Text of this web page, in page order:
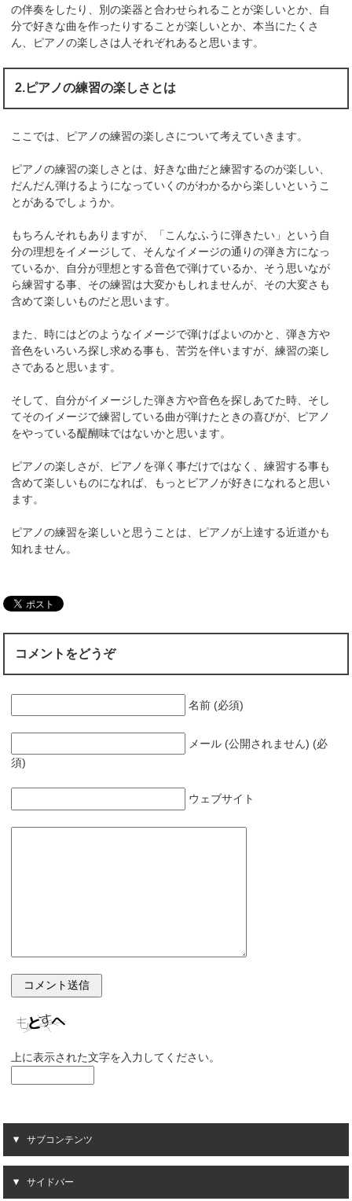
の伴奏をしたり、別の楽器と合わせられることが楽しいとか、自
分で好きな曲を作ったりすることが楽しいとか、本当にたくさ
ん、ピアノの楽しさは人それぞれあると思います。
2.ピアノの練習の楽しさとは
ここでは、ピアノの練習の楽しさについて考えていきます。
ピアノの練習の楽しさとは、好きな曲だと練習するのが楽しい、
だんだん弾けるようになっていくのがわかるから楽しいというこ
とがあるでしょうか。
もちろんそれもありますが、「こんなふうに弾きたい」という自
分の理想をイメージして、そんなイメージの通りの弾き方になっ
ているか、自分が理想とする音色で弾けているか、そう思いなが
ら練習する事、その練習は大変かもしれませんが、その大変さも
含めて楽しいものだと思います。
また、時にはどのようなイメージで弾けばよいのかと、弾き方や
音色をいろいろ探し求める事も、苦労を伴いますが、練習の楽し
さであると思います。
そして、自分がイメージした弾き方や音色を探しあてた時、そし
てそのイメージで練習している曲が弾けたときの喜びが、ピアノ
をやっている醍醐味ではないかと思います。
ピアノの楽しさが、ピアノを弾く事だけではなく、練習する事も
含めて楽しいものになれば、もっとピアノが好きになれると思い
ます。
ピアノの練習を楽しいと思うことは、ピアノが上達する近道かも
知れません。
コメントをどうぞ
名前 (必須)
メール (公開されません) (必
須)
ウェブサイト
上に表示された文字を入力してください。
サブコンテンツ
サイドバー